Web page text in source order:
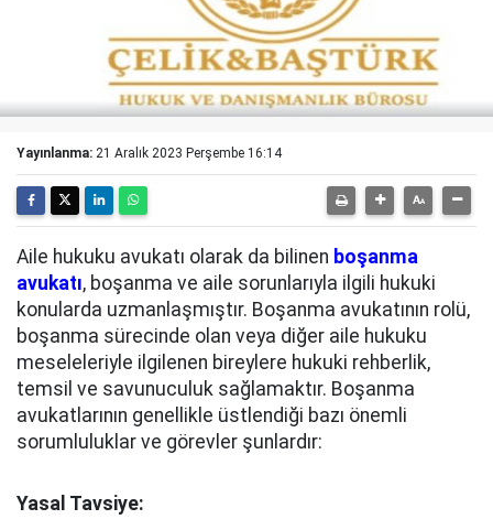
Yayınlanma: 21 Aralık 2023 Perşembe 16:14
Aile hukuku avukatı olarak da bilinen boşanma
avukatı, boşanma ve aile sorunlarıyla ilgili hukuki
konularda uzmanlaşmıştır. Boşanma avukatının rolü,
boşanma sürecinde olan veya diğer aile hukuku
meseleleriyle ilgilenen bireylere hukuki rehberlik,
temsil ve savunuculuk sağlamaktır. Boşanma
avukatlarının genellikle üstlendiği bazı önemli
sorumluluklar ve görevler şunlardır:
Yasal Tavsiye: